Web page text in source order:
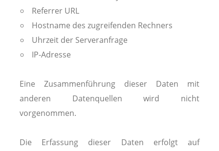
Referrer URL
Hostname des zugreifenden Rechners
Uhrzeit der Serveranfrage
IP-Adresse
Eine Zusammenführung dieser Daten mit
anderen Datenquellen wird nicht
vorgenommen.
Die Erfassung dieser Daten erfolgt auf